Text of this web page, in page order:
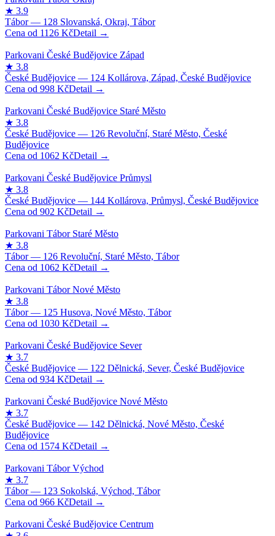
1126 Kč
998 Kč
1062 Kč
902 Kč
1062 Kč
1030 Kč
934 Kč
1574 Kč
966 Kč